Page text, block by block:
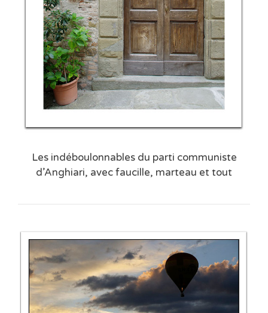
Les indéboulonnables du parti communiste
d’Anghiari, avec faucille, marteau et tout